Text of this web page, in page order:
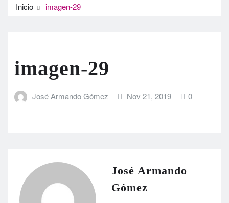
Inicio imagen-29
imagen-29
José Armando Gómez Nov 21, 2019 0
José Armando
Gómez